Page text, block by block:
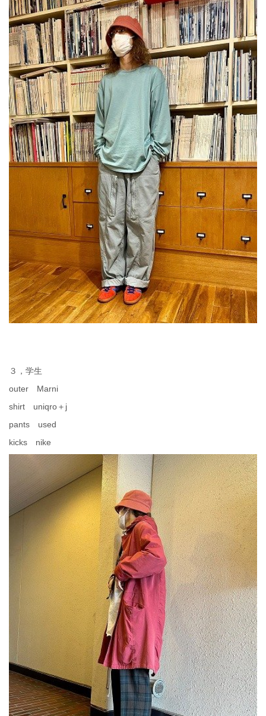
３，学生
outer Marni
shirt uniqro＋j
pants used
kicks nike